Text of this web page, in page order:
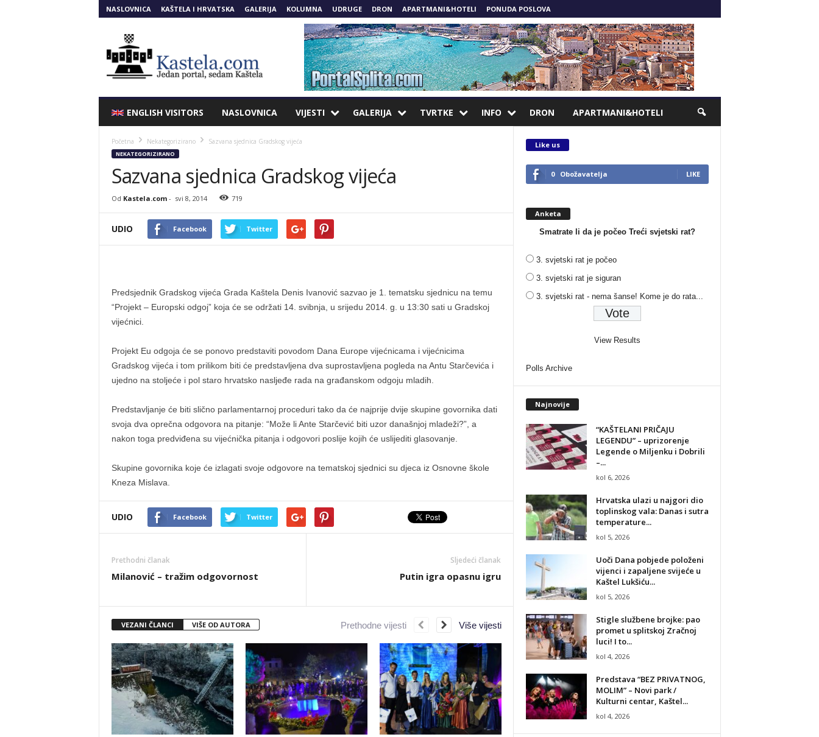
NASLOVNICA KAŠTELA I HRVATSKA GALERIJA KOLUMNA UDRUGE DRON APARTMANI&HOTELI PONUDA POSLOVA
ENGLISH VISITORS NASLOVNICA VIJESTI GALERIJA TVRTKE INFO DRON APARTMANI&HOTELI
Početna Nekategorizirano Sazvana sjednica Gradskog vijeća
NEKATEGORIZIRANO
Sazvana sjednica Gradskog vijeća
Od Kastela.com- svi 8, 2014 719
UDIO Facebook Twitter
Predsjednik Gradskog vijeća Grada Kaštela Denis Ivanović sazvao je 1. tematsku sjednicu na temu
“Projekt – Europski odgoj” koja će se održati 14. svibnja, u srijedu 2014. g. u 13:30 sati u Gradskoj
vijećnici.
Projekt Eu odgoja će se ponovo predstaviti povodom Dana Europe vijećnicama i vijećnicima
Gradskog vijeća i tom prilikom biti će predstavljena dva suprostavljena pogleda na Antu Starčevića i
ujedno na stoljeće i pol staro hrvatsko nasljeđe rada na građanskom odgoju mladih.
Predstavljanje će biti slično parlamentarnoj proceduri tako da će najprije dvije skupine govornika dati
svoja dva oprečna odgovora na pitanje: “Može li Ante Starčević biti uzor današnjoj mladeži?”, a
nakon toga predviđena su vijećnička pitanja i odgovori poslije kojih će uslijediti glasovanje.
Skupine govornika koje će izlagati svoje odgovore na tematskoj sjednici su djeca iz Osnovne škole
Kneza Mislava.
UDIO Facebook Twitter
Prethodni članak
Milanović – tražim odgovornost
Sljedeći članak
Putin igra opasnu igru
VEZANI ČLANCI VIŠE OD AUTORA Prethodne vijesti Više vijesti
Like us
0 Obožavatelja LIKE
Anketa
Smatrate li da je počeo Treći svjetski rat?
3. svjetski rat je počeo
3. svjetski rat je siguran
3. svjetski rat - nema šanse! Kome je do rata...
View Results
Polls Archive
Najnovije
“KAŠTELANI PRIČAJU
LEGENDU” – uprizorenje
Legende o Miljenku i Dobrili
–...
kol 6, 2026
Hrvatska ulazi u najgori dio
toplinskog vala: Danas i sutra
temperature...
kol 5, 2026
Uoči Dana pobjede položeni
vijenci i zapaljene svijeće u
Kaštel Lukšiću...
kol 5, 2026
Stigle službene brojke: pao
promet u splitskoj Zračnoj
luci! I to...
kol 4, 2026
Predstava “BEZ PRIVATNOG,
MOLIM” – Novi park /
Kulturni centar, Kaštel...
kol 4, 2026